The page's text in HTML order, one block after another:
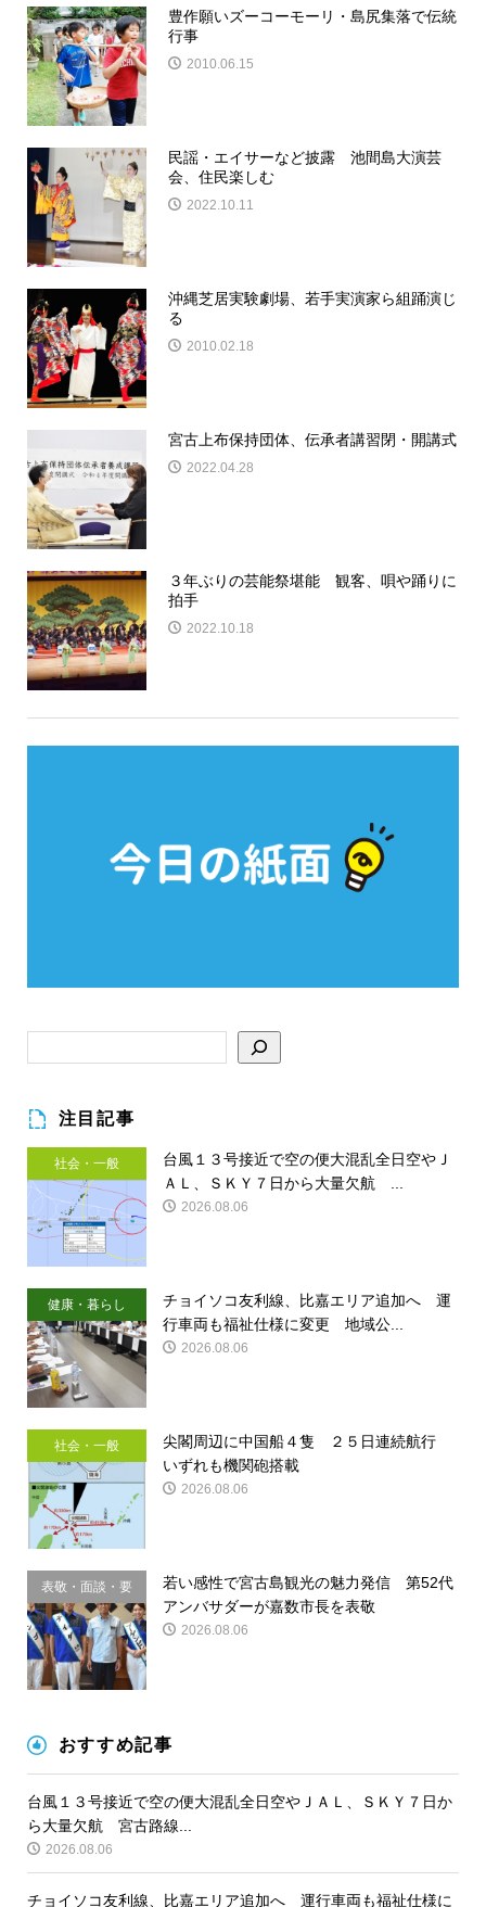
豊作願いズーコーモーリ・島尻集落で伝統
行事
2010.06.15
民謡・エイサーなど披露 池間島大演芸
会、住民楽しむ
2022.10.11
沖縄芝居実験劇場、若手実演家ら組踊演じ
る
2010.02.18
宮古上布保持団体、伝承者講習閉・開講式
2022.04.28
３年ぶりの芸能祭堪能 観客、唄や踊りに
拍手
2022.10.18
注目記事
社会・一般
台風１３号接近で空の便大混乱全日空やＪ
ＡＬ、ＳＫＹ７日から大量欠航 ...
2026.08.06
健康・暮らし
チョイソコ友利線、比嘉エリア追加へ 運
行車両も福祉仕様に変更 地域公...
2026.08.06
社会・一般
尖閣周辺に中国船４隻 ２５日連続航行
いずれも機関砲搭載
2026.08.06
表敬・面談・要
請
若い感性で宮古島観光の魅力発信 第52代
アンバサダーが嘉数市長を表敬
2026.08.06
おすすめ記事
台風１３号接近で空の便大混乱全日空やＪＡＬ、ＳＫＹ７日か
ら大量欠航 宮古路線...
2026.08.06
チョイソコ友利線、比嘉エリア追加へ 運行車両も福祉仕様に